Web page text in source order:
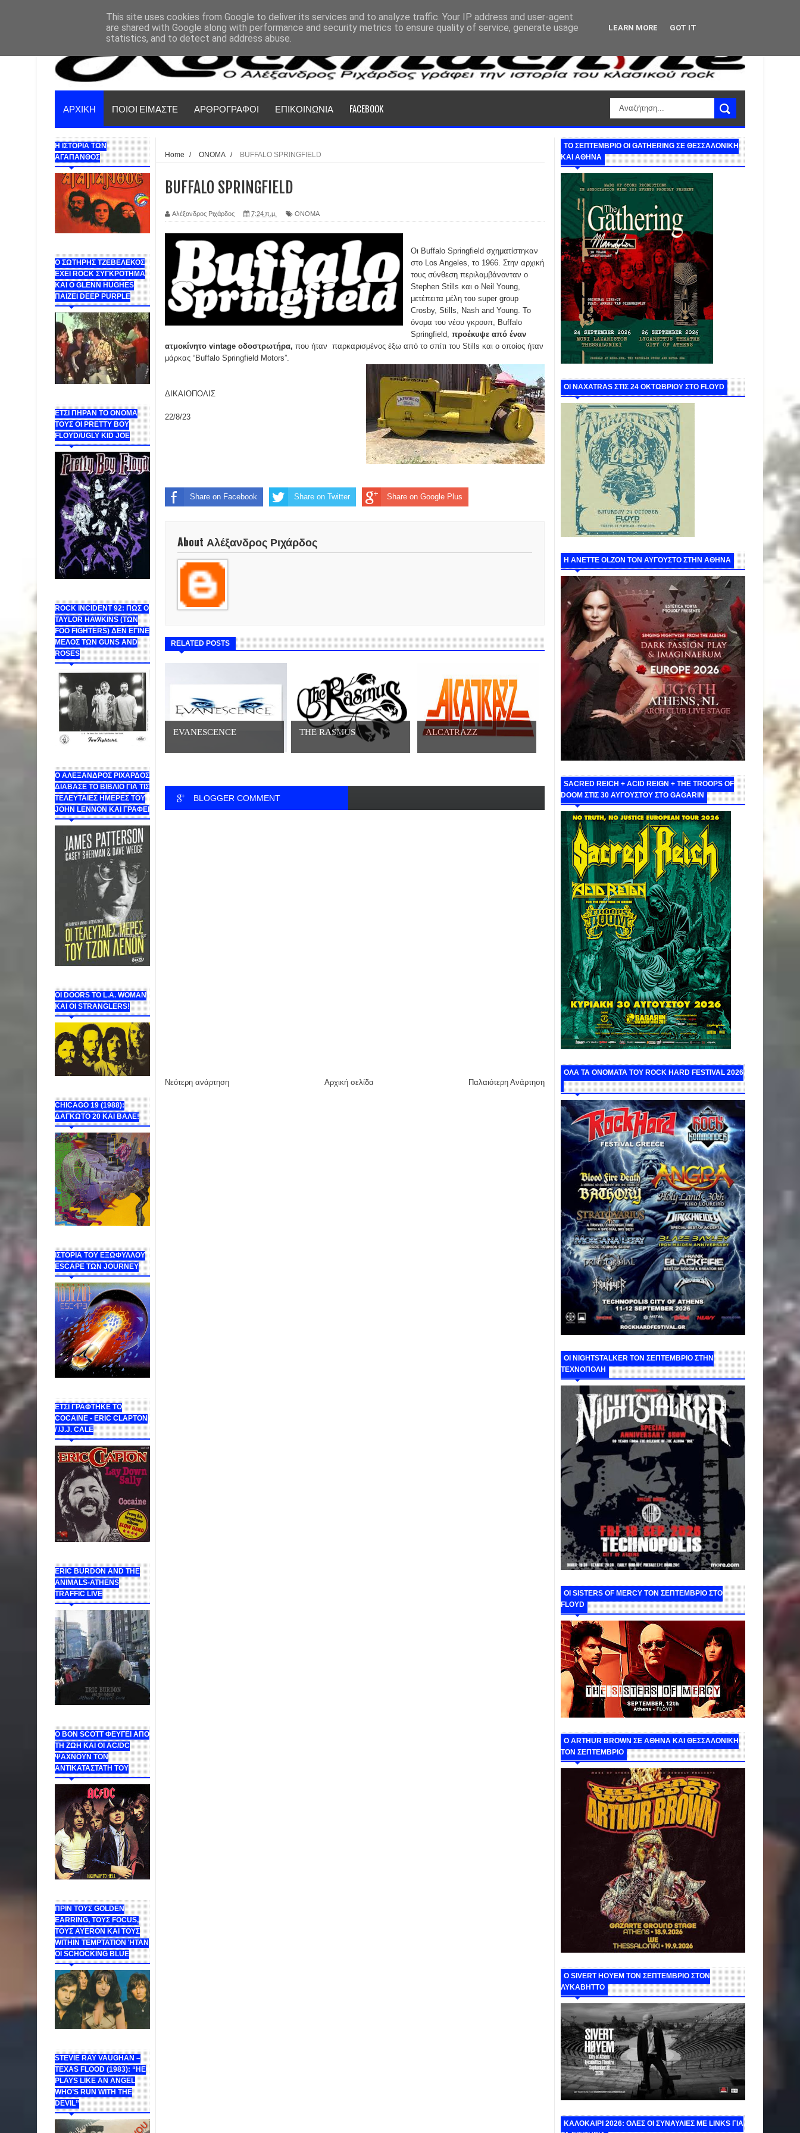
ΑΡΧΙΚΗ ΠΟΙΟΙ ΕΙΜΑΣΤΕ ΑΡΘΡΟΓΡΑΦΟΙ ΕΠΙΚΟΙΝΩΝΙΑ FACEBOOK
Η ΙΣΤΟΡΙΑ ΤΩΝ
ΑΓΑΠΑΝΘΟΣ
Ο ΣΩΤΗΡΗΣ ΤΖΕΒΕΛΕΚΟΣ
ΕΧΕΙ ROCK ΣΥΓΚΡΟΤΗΜΑ
ΚΑΙ Ο GLENN HUGHES
ΠΑΙΖΕΙ DEEP PURPLE
ΕΤΣΙ ΠΗΡΑΝ ΤΟ ΟΝΟΜΑ
ΤΟΥΣ ΟΙ PRETTY BOY
FLOYD/UGLY KID JOE
ROCK INCIDENT 92: ΠΩΣ Ο
TAYLOR HAWKINS (ΤΩΝ
FOO FIGHTERS) ΔΕΝ ΕΓΙΝΕ
ΜΕΛΟΣ ΤΩΝ GUNS AND
ROSES
Ο ΑΛΕΞΑΝΔΡΟΣ ΡΙΧΑΡΔΟΣ
ΔΙΑΒΑΣΕ ΤΟ ΒΙΒΛΙΟ ΓΙΑ ΤΙΣ
ΤΕΛΕΥΤΑΙΕΣ ΗΜΕΡΕΣ ΤΟΥ
JOHN LENNON ΚΑΙ ΓΡΑΦΕΙ
ΟΙ DOORS ΤΟ L.A. WOMAN
KAI OI STRANGLERS!
CHICAGO 19 (1988):
ΔΑΓΚΩΤΟ 20 ΚΑΙ ΒΑΛΕ!
ΙΣΤΟΡΙΑ ΤΟΥ ΕΞΩΦΥΛΛΟΥ
ESCAPE ΤΩΝ JOURNEY
ΕΤΣΙ ΓΡΑΦΤΗΚΕ ΤΟ
COCAINE - ERIC CLAPTON
/ /J.J. CALE
ERIC BURDON AND THE
ANIMALS-ATHENS
TRAFFIC LIVE
Ο BON SCOTT ΦΕΥΓΕΙ ΑΠΟ
ΤΗ ΖΩΗ ΚΑΙ ΟΙ AC/DC
ΨΑΧΝΟΥΝ ΤΟΝ
ΑΝΤΙΚΑΤΑΣΤΑΤΗ ΤΟΥ
ΠΡΙΝ ΤΟΥΣ GOLDEN
EARRING, ΤΟΥΣ FOCUS,
ΤΟΥΣ ΑΥΕROΝ ΚΑΙ ΤΟΥΣ
WITHIN TEMPTATION ΉΤΑΝ
ΟΙ SCHOCKING BLUE
STEVIE RAY VAUGHAN –
TEXAS FLOOD (1983): “HE
PLAYS LIKE AN ANGEL
WHO’S RUN WITH THE
DEVIL”
Home / ΟΝΟΜΑ / BUFFALO SPRINGFIELD
BUFFALO SPRINGFIELD
Αλέξανδρος Ριχάρδος 7:24 π.μ. ΟΝΟΜΑ
Οι Buffalo Springfield σχηματίστηκαν
στο Los Angeles, το 1966. Στην αρχική
τους σύνθεση περιλαμβάνονταν ο
Stephen Stills και ο Neil Young,
μετέπειτα μέλη του super group
Crosby, Stills, Nash and Young. Το
όνομα του νέου γκρουπ, Buffalo
Springfield, προέκυψε από έναν
ατμοκίνητο vintage οδοστρωτήρα, που ήταν παρκαρισμένος έξω από το σπίτι του Stills και ο οποίος ήταν
μάρκας “Buffalo Springfield Motors”.
ΔΙΚΑΙΟΠΟΛΙΣ
22/8/23
Share on Facebook Share on Twitter Share on Google Plus
About Αλέξανδρος Ριχάρδος
RELATED POSTS
EVANESCENCE THE RASMUS ALCATRAZZ
BLOGGER COMMENT
Νεότερη ανάρτηση Παλαιότερη Ανάρτηση
Αρχική σελίδα
ΤΟ ΣΕΠΤΕΜΒΡΙΟ ΟΙ GATHERING ΣΕ ΘΕΣΣΑΛΟΝΙΚΗ
ΚΑΙ ΑΘΗΝΑ
ΟΙ NAXATRAS ΣΤΙΣ 24 ΟΚΤΩΒΡΙΟΥ ΣΤΟ FLOYD
Η ANETTE OLZON ΤΟΝ ΑΥΓΟΥΣΤΟ ΣΤΗΝ ΑΘΗΝΑ
SACRED REICH + ACID REIGN + THE TROOPS OF
DOOM ΣΤΙΣ 30 ΑΥΓΟΥΣΤΟΥ ΣΤΟ GAGARIN
ΟΛΑ ΤΑ ΟΝΟΜΑΤΑ ΤΟΥ ROCK HARD FESTIVAL 2026
ΟΙ NIGHTSTALKER ΤΟΝ ΣΕΠΤΕΜΒΡΙΟ ΣΤΗΝ
ΤΕΧΝΟΠΟΛΗ
ΟΙ SISTERS OF MERCY ΤΟΝ ΣΕΠΤΕΜΒΡΙΟ ΣΤΟ
FLOYD
O ARTHUR BROWN ΣΕ ΑΘΗΝΑ ΚΑΙ ΘΕΣΣΑΛΟΝΙΚΗ
ΤΟΝ ΣΕΠΤΕΜΒΡΙΟ
Ο SIVERT HOYEM ΤΟΝ ΣΕΠΤΕΜΒΡΙΟ ΣΤΟΝ
ΛΥΚΑΒΗΤΤΟ
ΚΑΛΟΚΑΙΡΙ 2026: ΟΛΕΣ ΟΙ ΣΥΝΑΥΛΙΕΣ ΜΕ LINKS ΓΙΑ
This site uses cookies from Google to deliver its services and to analyze traffic. Your IP address and user-agent
are shared with Google along with performance and security metrics to ensure quality of service, generate usage
statistics, and to detect and address abuse.
LEARN MORE GOT IT